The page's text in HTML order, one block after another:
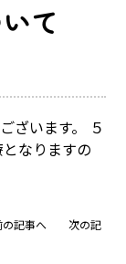
て
ざいます。 ５
なりますの
の記事へ 次の記